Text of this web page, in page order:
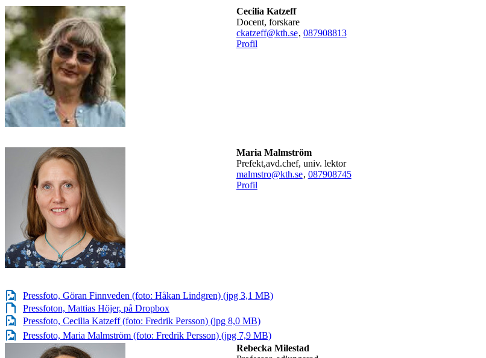
Cecilia Katzeff
docent, forskare
ckatzeff@kth.se, 087908813
Profil
Maria Malmström
prefekt,avd.chef, univ. lektor
malmstro@kth.se, 087908745
Profil
Pressfoto, Göran Finnveden (foto: Håkan Lindgren) (jpg 3,1 MB)
Pressfoton, Mattias Höjer, på Dropbox
Pressfoto, Cecilia Katzeff (foto: Fredrik Persson) (jpg 8,0 MB)
Pressfoto, Maria Malmström (foto: Fredrik Persson) (jpg 7,9 MB)
Rebecka Milestad